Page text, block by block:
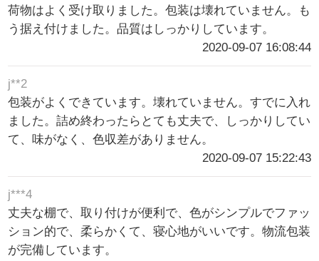
荷物はよく受け取りました。包装は壊れていません。も
う据え付けました。品質はしっかりしています。
2020-09-07 16:08:44
j**2
包装がよくできています。壊れていません。すでに入れ
ました。詰め終わったらとても丈夫で、しっかりしてい
て、味がなく、色収差がありません。
2020-09-07 15:22:43
j***4
丈夫な棚で、取り付けが便利で、色がシンプルでファッ
ション的で、柔らかくて、寝心地がいいです。物流包装
が完備しています。